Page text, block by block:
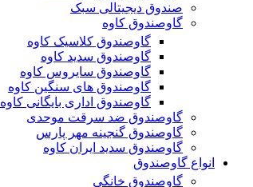
صندوق دیجیتالی سبک
گاوصندوق کاوه
گاوصندوق کلاسیک کاوه
گاوصندوق سدید کاوه
گاوصندوق سایروس کاوه
گاوصندوق های سنگین کاوه
گاوصندوق اداری بایگانی کاوه
گاوصندوق ضد سرقت موحدی
گاوصندوق گنجینه مهر پارس
گاوصندوق سدید ایران کاوه
انواع گاوصندوق
گاوصندوق خانگی